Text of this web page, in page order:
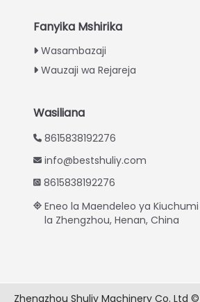
Fanyika Mshirika
Wasambazaji
Wauzaji wa Rejareja
Wasiliana
8615838192276
info@bestshuliy.com
8615838192276
Eneo la Maendeleo ya
la Zhengzhou, Henan, China
Zhengzhou Shuliy Machinery Co. Ltd
English
Portuguese
Russian
Spanish
Chinese
Hindi
Japanese
Vietnamese
Thai